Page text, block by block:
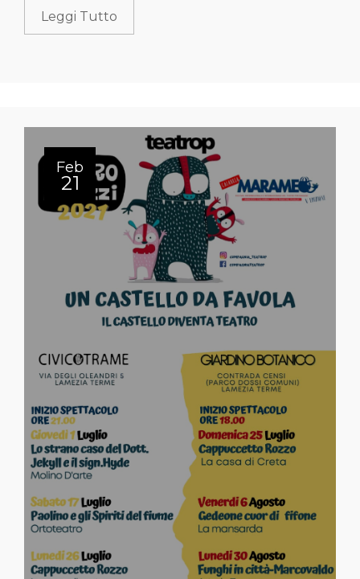
Leggi Tutto
Feb
21